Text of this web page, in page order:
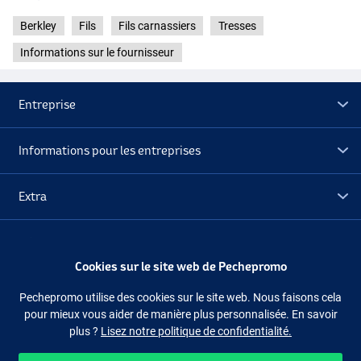
- Diamètre : 0,22 mm
- Résistance : 8,9 kg
Berkley Forward 1,70G (0,25 mm) 10,5 kg (1800 m)
- Diamètre : 0,25 mm
- Résistance : 10,5 kg
Berkley Forward 2,0G (0,26 mm) 12,4 kg (1800 m)CRY
- Diamètre : 0,26 mm
- Résistance : 12,4 kg
Berkley Forward 2,5G (0,28 mm) 13,7 kg (1800 m)
- Résistance : 13,7 kg
Berkley Fils Fils carnassiers Tresses
Informations sur le fournisseur
Entreprise
Informations pour les entreprises
Extra
Suivez-nous Facebook Instagram
Cookies sur le site web de Pechepromo
Pechepromo utilise des cookies sur le site web. Nous faisons cela
pour mieux vous aider de manière plus personnalisée. En savoir
plus ? Lisez notre politique de confidentialité.